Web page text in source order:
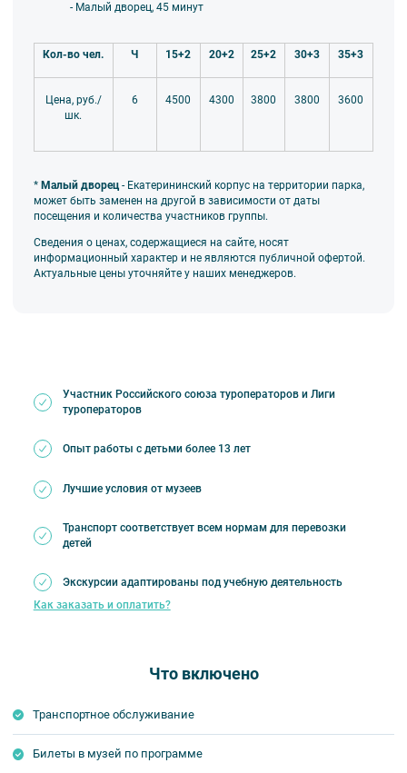
- Малый дворец, 45 минут
Кол-во чел. Ч 15+2 20+2 25+2 30+3 35+3
Цена, руб./
шк.
6 4500 4300 3800 3800 3600
* Малый дворец- Екатерининский корпус на территории парка,
может быть заменен на другой в зависимости от даты
посещения и количества участников группы.
Сведения о ценах, содержащиеся на сайте, носят
информационный характер и не являются публичной офертой.
Актуальные цены уточняйте у наших менеджеров.
Участник Российского союза туроператоров и Лиги
туроператоров
Опыт работы с детьми более 13 лет
Лучшие условия от музеев
Транспорт соответствует всем нормам для перевозки
детей
Экскурсии адаптированы под учебную деятельность
Как заказать и оплатить?
Что включено
Транспортное обслуживание
Билеты в музей по программе